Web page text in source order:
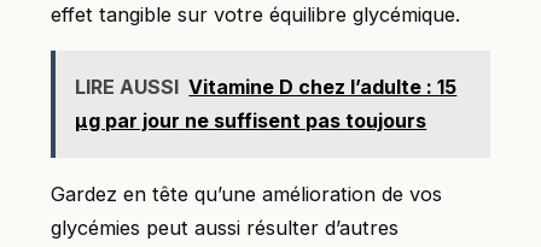
effet tangible sur votre équilibre glycémique.
LIRE AUSSI Vitamine D chez l’adulte : 15
µg par jour ne suffisent pas toujours
Gardez en tête qu’une amélioration de vos
glycémies peut aussi résulter d’autres